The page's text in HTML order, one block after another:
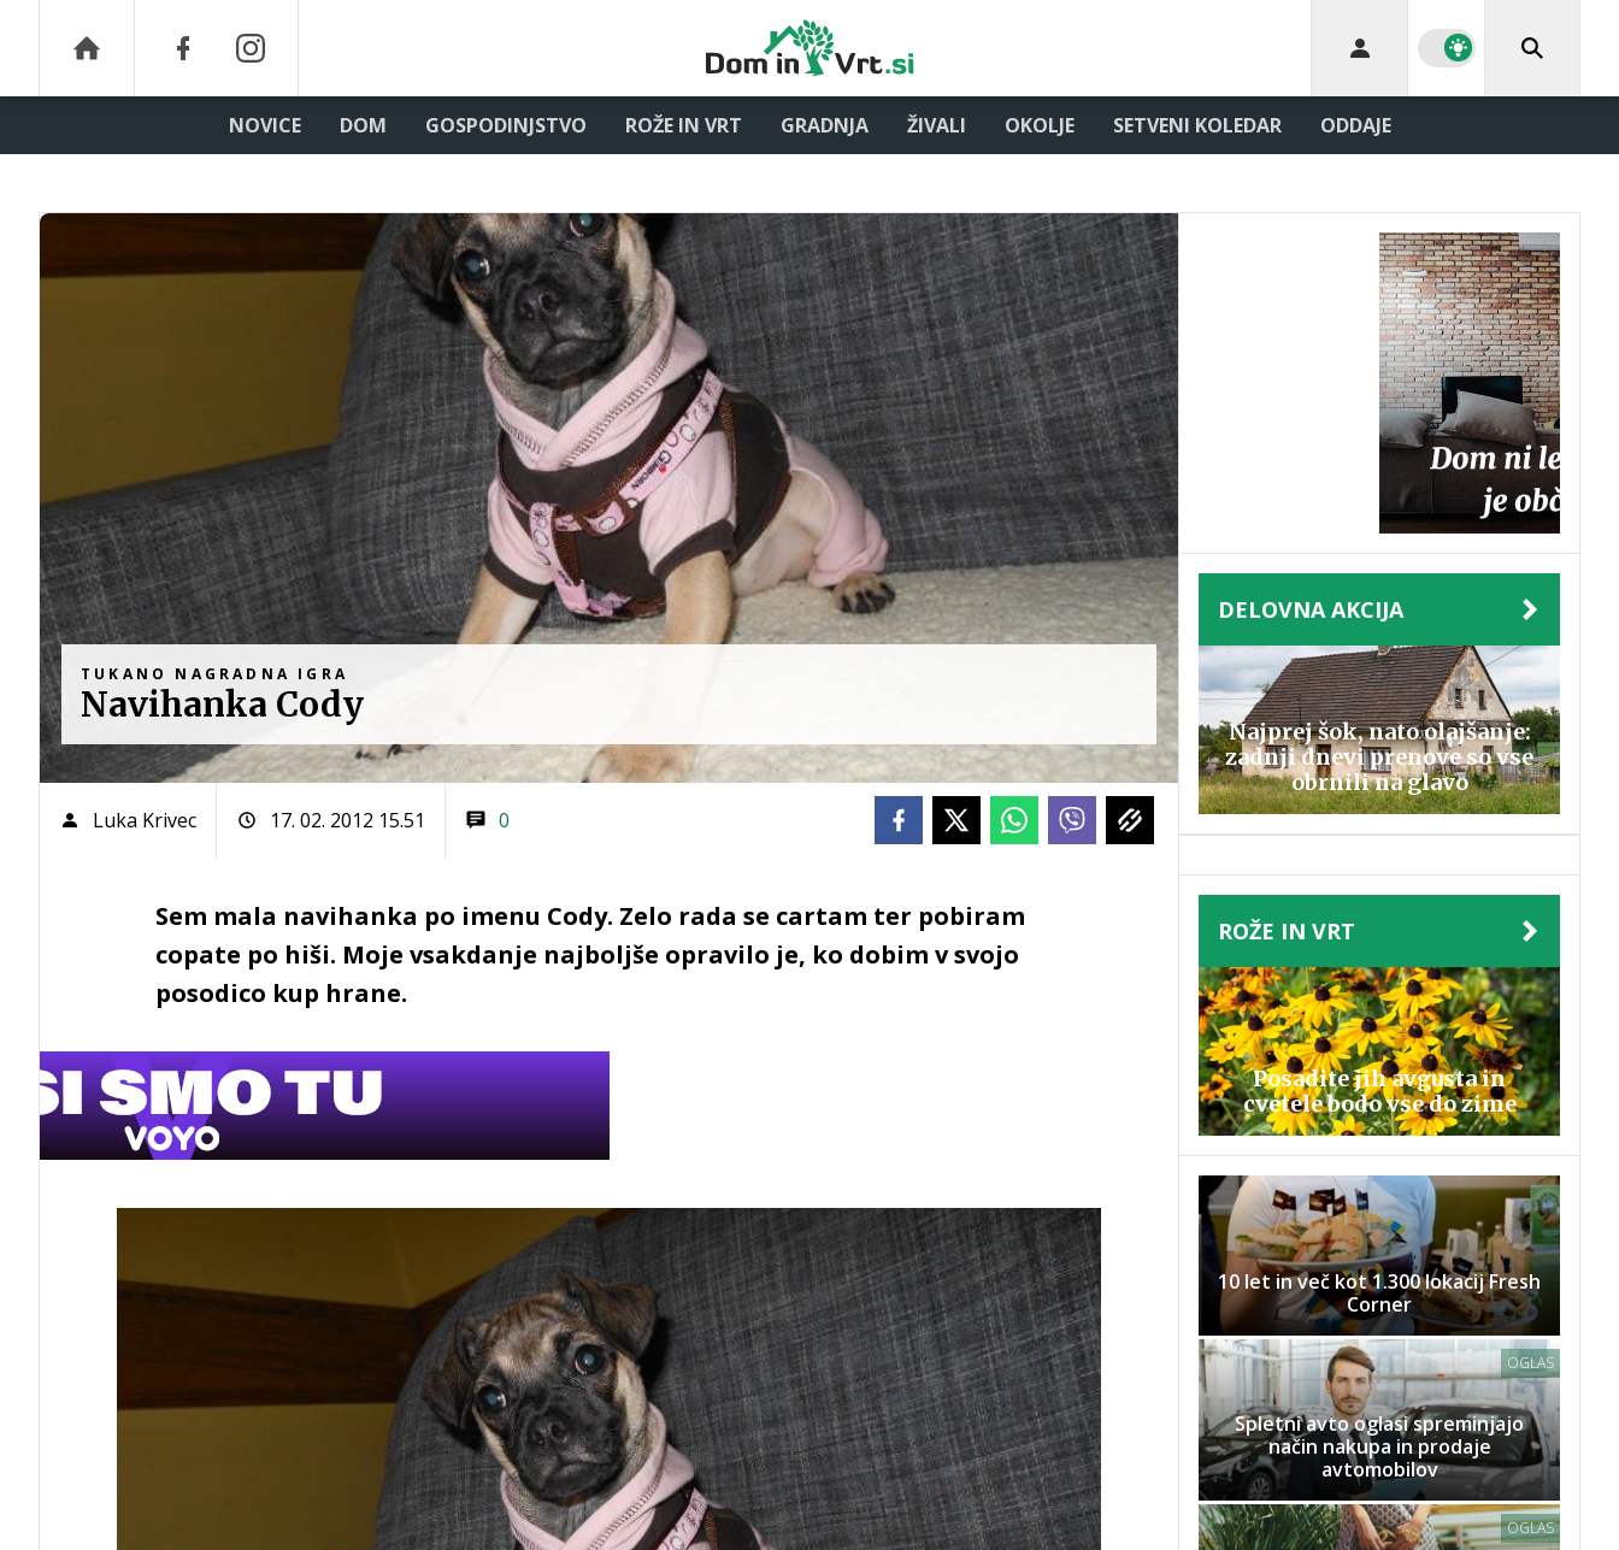
NOVICE DOM GOSPODINJSTVO ROŽE IN VRT GRADNJA ŽIVALI OKOLJE SETVENI KOLEDAR ODDAJE
TUKANO NAGRADNA IGRA
Navihanka Cody
Luka Krivec 17. 02. 2012 15.51 0
Sem mala navihanka po imenu Cody. Zelo rada se cartam ter pobiram
copate po hiši. Moje vsakdanje najboljše opravilo je, ko dobim v svojo
posodico kup hrane.
DELOVNA AKCIJA
Najprej šok, nato olajšanje:
zadnji dnevi prenove so vse
obrnili na glavo
ROŽE IN VRT
Posadite jih avgusta in
cvetele bodo vse do zime
10 let in več kot 1.300 lokacij Fresh
Corner
OGLAS
Spletni avto oglasi spreminjajo
način nakupa in prodaje
avtomobilov
OGLAS